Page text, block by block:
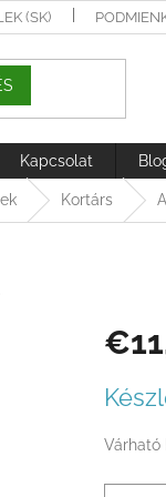
(SK)
Kapcsolat
Kortárs
Várható